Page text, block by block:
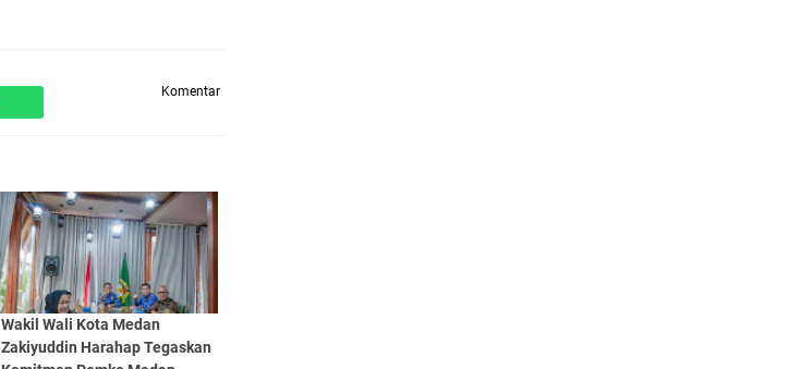
Komentar
Wakil Wali Kota Medan
Zakiyuddin Harahap Tegaskan